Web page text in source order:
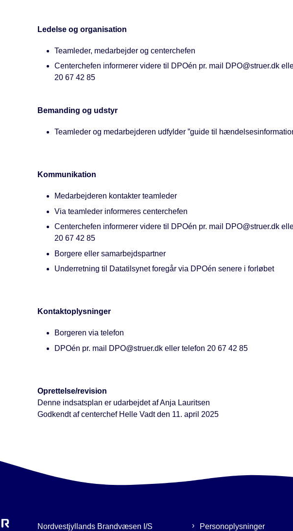
Ledelse og organisation
Teamleder, medarbejder og centerchefen
Centerchefen informerer videre til DPOén pr. mail DPO@struer.dk
20 67 42 85
Bemanding og udstyr
Teamleder og medarbejderen udfylder ”guide til
Kommunikation
Medarbejderen kontakter teamleder
Via teamleder informeres centerchefen
Centerchefen informerer videre til DPOén pr. mail DPO@struer.dk
20 67 42 85
Borgere eller samarbejdspartner
Underretning til Datatilsynet foregår via DPOén senere i forløbet
Kontaktoplysninger
Borgeren via telefon
DPOén pr. mail DPO@struer.dk eller telefon 20 67 42 85
Oprettelse/revision
Denne indsatsplan er udarbejdet af Anja Lauritsen
Godkendt af centerchef Helle Vadt den 11. april 2025
Nordvestjyllands Brandvæsen I/S Personoplysninger